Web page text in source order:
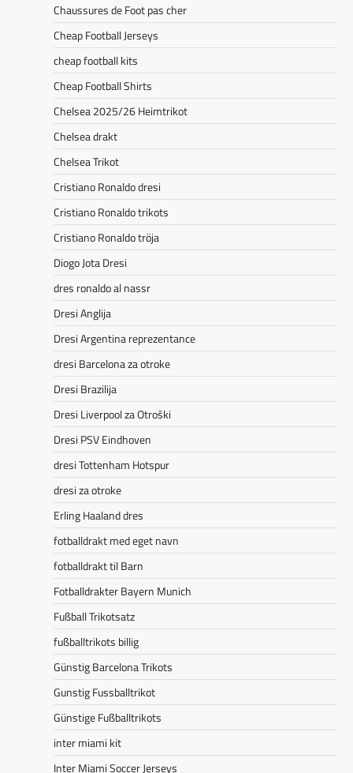
Chaussures de Foot pas cher
Cheap Football Jerseys
cheap football kits
Cheap Football Shirts
Chelsea 2025/26 Heimtrikot
Chelsea drakt
Chelsea Trikot
Cristiano Ronaldo dresi
Cristiano Ronaldo trikots
Cristiano Ronaldo tröja
Diogo Jota Dresi
dres ronaldo al nassr
Dresi Anglija
Dresi Argentina reprezentance
dresi Barcelona za otroke
Dresi Brazilija
Dresi Liverpool za Otroški
Dresi PSV Eindhoven
dresi Tottenham Hotspur
dresi za otroke
Erling Haaland dres
fotballdrakt med eget navn
fotballdrakt til Barn
Fotballdrakter Bayern Munich
Fußball Trikotsatz
fußballtrikots billig
Günstig Barcelona Trikots
Gunstig Fussballtrikot
Günstige Fußballtrikots
inter miami kit
Inter Miami Soccer Jerseys